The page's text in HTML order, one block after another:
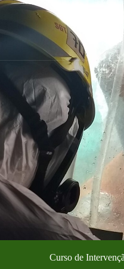
Curso de